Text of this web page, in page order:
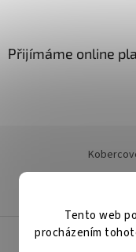
Tento web
procházením
Přijímáme online